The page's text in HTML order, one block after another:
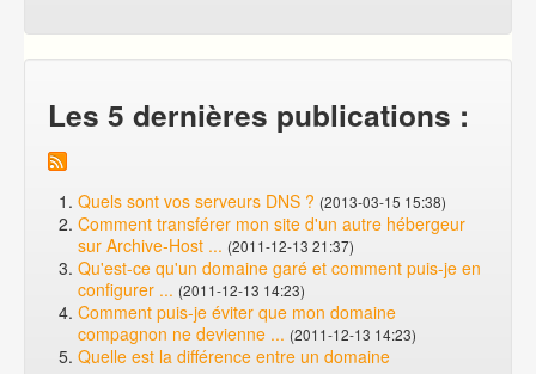
Les 5 dernières publications :
Quels sont vos serveurs DNS ? (2013-03-15 15:38)
Comment transférer mon site d'un autre hébergeur
sur Archive-Host ... (2011-12-13 21:37)
Qu'est-ce qu'un domaine garé et comment puis-je en
configurer ... (2011-12-13 14:23)
Comment puis-je éviter que mon domaine
compagnon ne devienne ... (2011-12-13 14:23)
Quelle est la différence entre un domaine